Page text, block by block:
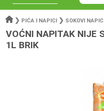
❯ PIĆA I NAPICI ❯ SOKOVI
VOĆNI NAPITAK NIJE
1L BRIK